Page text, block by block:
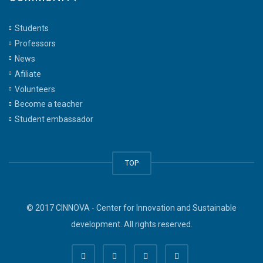
Students
Professors
News
Afiliate
Volunteers
Become a teacher
Student embassador
TOP
© 2017 CINNOVA - Center for Innovation and Sustainable
development. All rights reserved.